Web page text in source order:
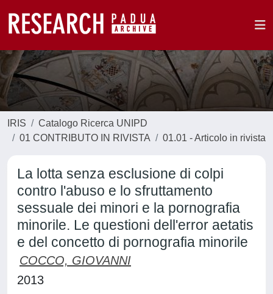
IRIS
Catalogo Ricerca UNIPD
01 CONTRIBUTO IN RIVISTA
01.01 - Articolo in rivista
La lotta senza esclusione di colpi
contro l'abuso e lo sfruttamento
sessuale dei minori e la pornografia
minorile. Le questioni dell'error aetatis
e del concetto di pornografia minorile
COCCO, GIOVANNI
2013